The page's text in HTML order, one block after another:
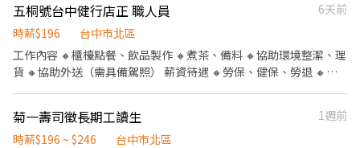
五桐號台中健行店正 職人員
6天前
時薪$196
台中市北區
工作內容 🔸櫃檯點餐、飲品製作 🔸煮茶、備料 🔸協助環境整潔、理
貨 🔸協助外送（需具備駕照） 薪資待遇 🔸勞保、健保、勞退 🔸三
18:00（中間休息1小時）
菊一壽司徵長期工讀生
1週前
時薪$196 ~ $246
台中市北區